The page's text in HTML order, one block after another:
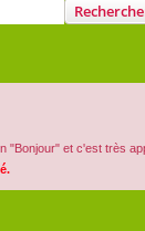
"Bonjour" et c'est très